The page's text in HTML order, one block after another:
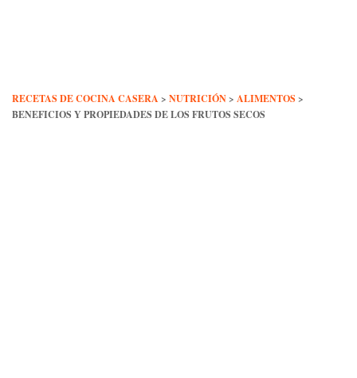
RECETAS DE COCINA CASERA > NUTRICIÓN> ALIMENTOS >
BENEFICIOS Y PROPIEDADES DE LOS FRUTOS SECOS